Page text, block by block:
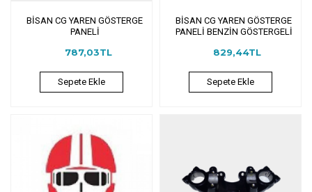
BİSAN CG YAREN GÖSTERGE
PANELİ
787,03TL
Sepete Ekle
BİSAN CG YAREN GÖSTERGE
PANELİ BENZİN GÖSTERGELİ
829,44TL
Sepete Ekle